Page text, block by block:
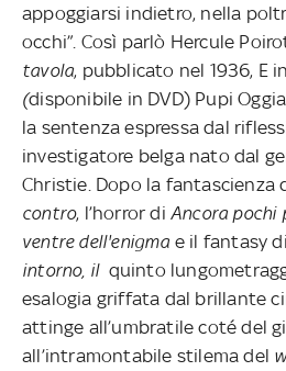
appoggiarsi indietro, nella
occhi”. Così parlò Hercule
tavola, pubblicato nel 1936, E in
(disponibile in DVD) Pupi
la sentenza espressa dal
investigatore belga nato dal
Christie. Dopo la fantascienza
contro, l’horror diAncora pochi
ventre dell'enigmae il fantasy
intorno, il quinto
esalogia griffata dal brillante
attinge all’umbratile coté del
all’intramontabile stilema del